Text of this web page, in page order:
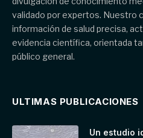
validado por expertos. Nuestro
información de salud precisa,
evidencia científica, orientada
público general.
ULTIMAS PUBLICACIONES
Un estudio